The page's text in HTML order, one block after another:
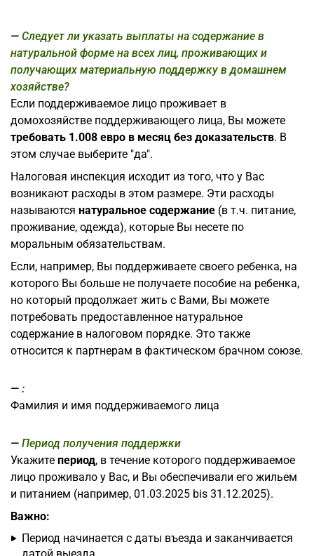
Следует ли указать выплаты на содержание в
натуральной форме на всех лиц, проживающих и
получающих материальную поддержку в домашнем
хозяйстве?
Если поддерживаемое лицо проживает в
домохозяйстве поддерживающего лица, Вы можете
требовать 1.008 евро в месяц без доказательств. В
этом случае выберите "да".
Налоговая инспекция исходит из того, что у Вас
возникают расходы в этом размере. Эти расходы
называются натуральное содержание (в т.ч. питание,
проживание, одежда), которые Вы несете по
моральным обязательствам.
Если, например, Вы поддерживаете своего ребенка, на
которого Вы больше не получаете пособие на ребенка,
но который продолжает жить с Вами, Вы можете
потребовать предоставленное натуральное
содержание в налоговом порядке. Это также
относится к партнерам в фактическом брачном союзе.
:
Фамилия и имя поддерживаемого лица
Период получения поддержки
Укажите период, в течение которого поддерживаемое
лицо проживало у Вас, и Вы обеспечивали его жильем
и питанием (например, 01.03.2025 bis 31.12.2025).
Важно:
Период начинается с даты въезда и заканчивается